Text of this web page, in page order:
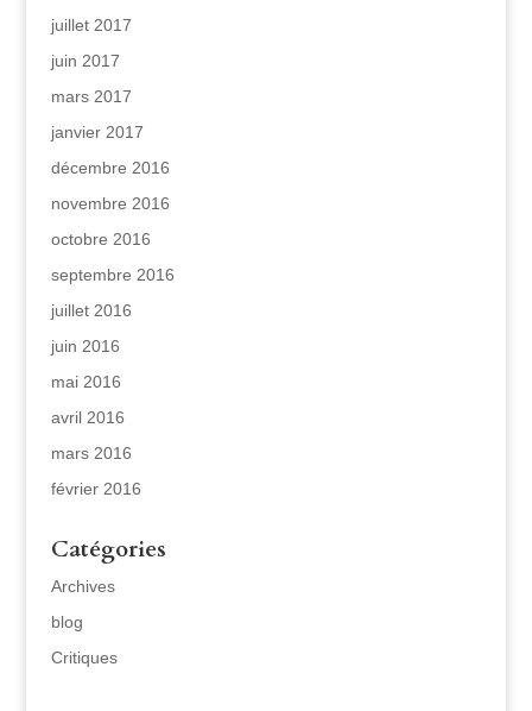
juillet 2017
juin 2017
mars 2017
janvier 2017
décembre 2016
novembre 2016
octobre 2016
septembre 2016
juillet 2016
juin 2016
mai 2016
avril 2016
mars 2016
février 2016
Catégories
Archives
blog
Critiques